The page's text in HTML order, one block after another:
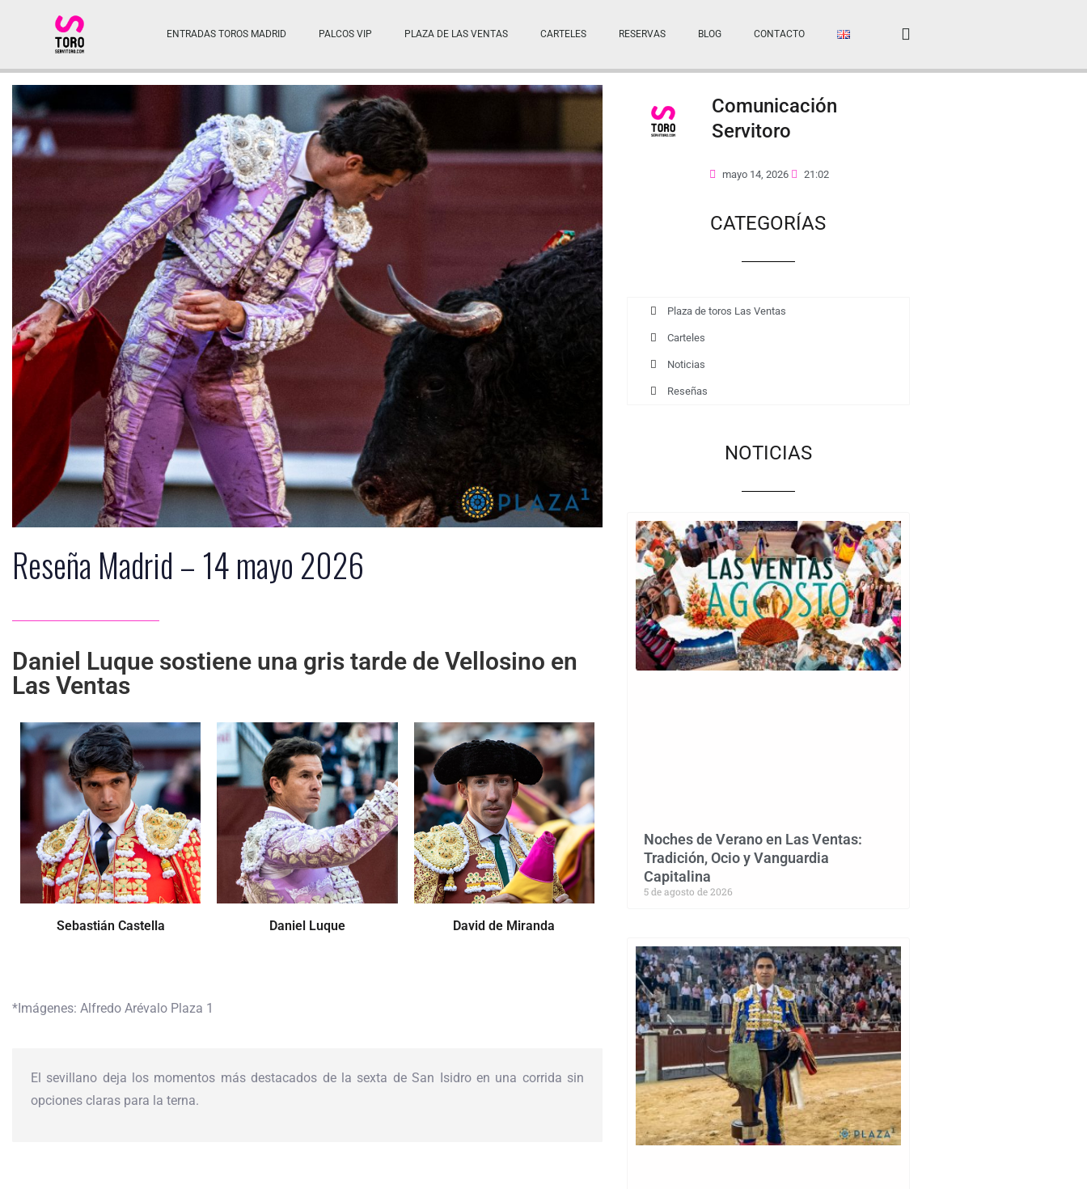
ENTRADAS TOROS MADRID PALCOS VIP PLAZA DE LAS VENTAS CARTELES RESERVAS BLOG CONTACTO
Reseña Madrid – 14 mayo 2026
Daniel Luque sostiene una gris tarde de Vellosino en
Las Ventas
Sebastián Castella Daniel Luque David de Miranda
*Imágenes: Alfredo Arévalo Plaza 1
El sevillano deja los momentos más destacados de la sexta de San Isidro en una corrida sin
opciones claras para la terna.
Comunicación
Servitoro
mayo 14, 2026 21:02
CATEGORÍAS
Plaza de toros Las Ventas
Carteles
Noticias
Reseñas
NOTICIAS
Noches de Verano en Las Ventas:
Tradición, Ocio y Vanguardia
Capitalina
5 de agosto de 2026